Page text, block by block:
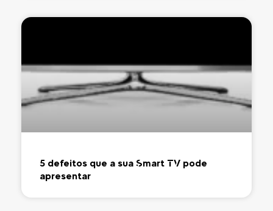
5 defeitos que a sua Smart TV pode
apresentar